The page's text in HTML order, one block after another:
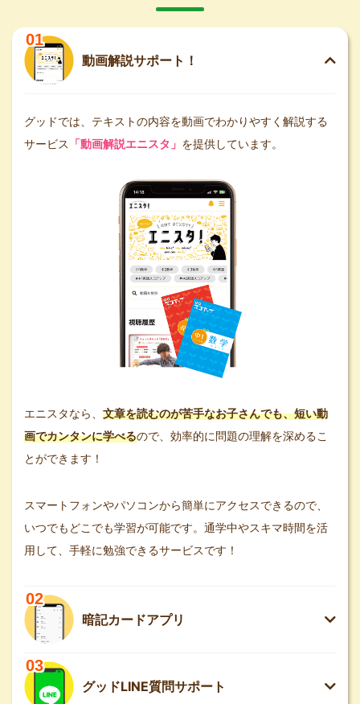
01
動画解説サポート！
グッドでは、テキストの内容を動画でわかりやすく解説する
サービス 「動画解説エニスタ」 を提供しています。
エニスタなら、 文章を読むのが苦手なお子さんでも、短い動
画でカンタンに学べるので、効率的に問題の理解を深めるこ
とができます！
スマートフォンやパソコンから簡単にアクセスできるので、
いつでもどこでも学習が可能です。通学中やスキマ時間を活
用して、手軽に勉強できるサービスです！
02
暗記カードアプリ
03
グッドLINE質問サポート